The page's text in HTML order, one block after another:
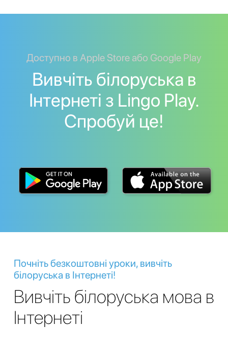
Доступно в Apple Store або Google Play
Вивчіть білоруська в
Інтернеті з Lingo Play.
Спробуй це!
Почніть безкоштовні уроки, вивчіть
білоруська в Інтернеті!
Вивчіть білоруська мова в
Інтернеті